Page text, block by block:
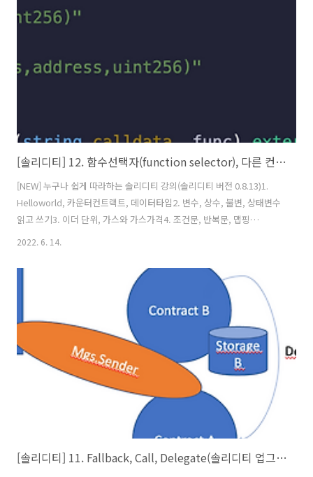
더전송,받기 관련11. Fallback, Call, Delegate(솔리디티 업그레이드 기
법)12. 함수 선택자(functio..
[솔리디티] 12. 함수선택자(function selector), 다른 컨트랙트 사용, 생성
[NEW] 누구나 쉽게 따라하는 솔리디티 강의(솔리디티 버전 0.8.13)1.
Helloworld, 카운터컨트랙트, 데이터타입2. 변수, 상수, 불변, 상태변수
읽고 쓰기3. 이더 단위, 가스와 가스가격4. 조건문, 반복문, 맵핑
(mapping)5. 배열, 열거형(enum), 구조체(calldata,memory) 6. 데이
(modifier)8. 이벤트(events), 생성자(constructor), 상속9. 상속, 섀도
잉,super키워드 함수 속성들10. 인터페이스(interface), payable, 이
더전송,받기 관련11. Fallback, Call, Delegate(솔리디티 업그레이드 기
법)12. 함수 선택자(functio..
2022. 6. 14.
[솔리디티] 11. Fallback, Call, Delegate(솔리디티 업그레이드 기법)